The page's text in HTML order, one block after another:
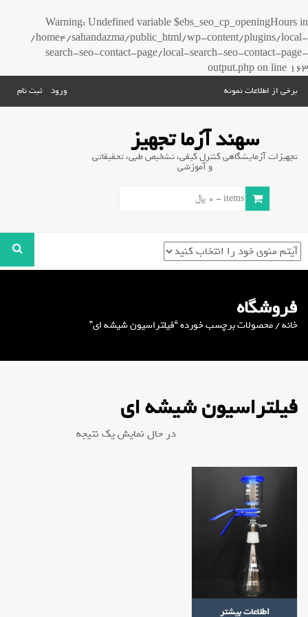
Warning: Undefined variable $ebs_seo_cp_openingHours in
/home4/sahandazma/public_html/wp-content/plugins/local-
search-seo-contact-page/local-search-seo-contact-page-
output.phpon line 163
برخی از اطلاعات نمونه ورود ثبت نام
سهند آزما تجهیز
تجهیزات آزمایشگاهی کنترل کیفی، تشخیص طبی، تحقیقاتی
و آموزشی
0 ﷼
فروشگاه
خانه/ محصولات برچسب خورده “فیلتراسیون شیشه ای”
فیلتراسیون شیشه ای
در حال نمایش یک نتیجه
اطلاعات بیشتر